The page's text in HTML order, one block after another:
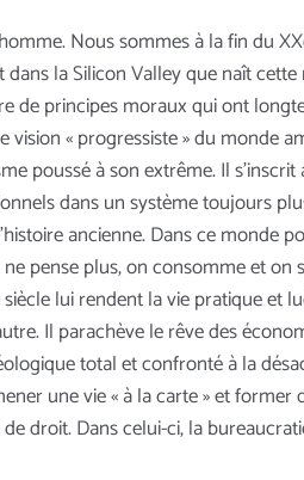
Nous sommes à la fin du
la Silicon Valley que naît
de principes moraux qui ont
« progressiste » du monde
poussé à son extrême. Il
dans un système toujours
ancienne. Dans ce monde
pense plus, on consomme et on
lui rendent la vie pratique et
Il parachève le rêve des
total et confronté à la
une vie « à la carte » et
droit. Dans celui-ci, la